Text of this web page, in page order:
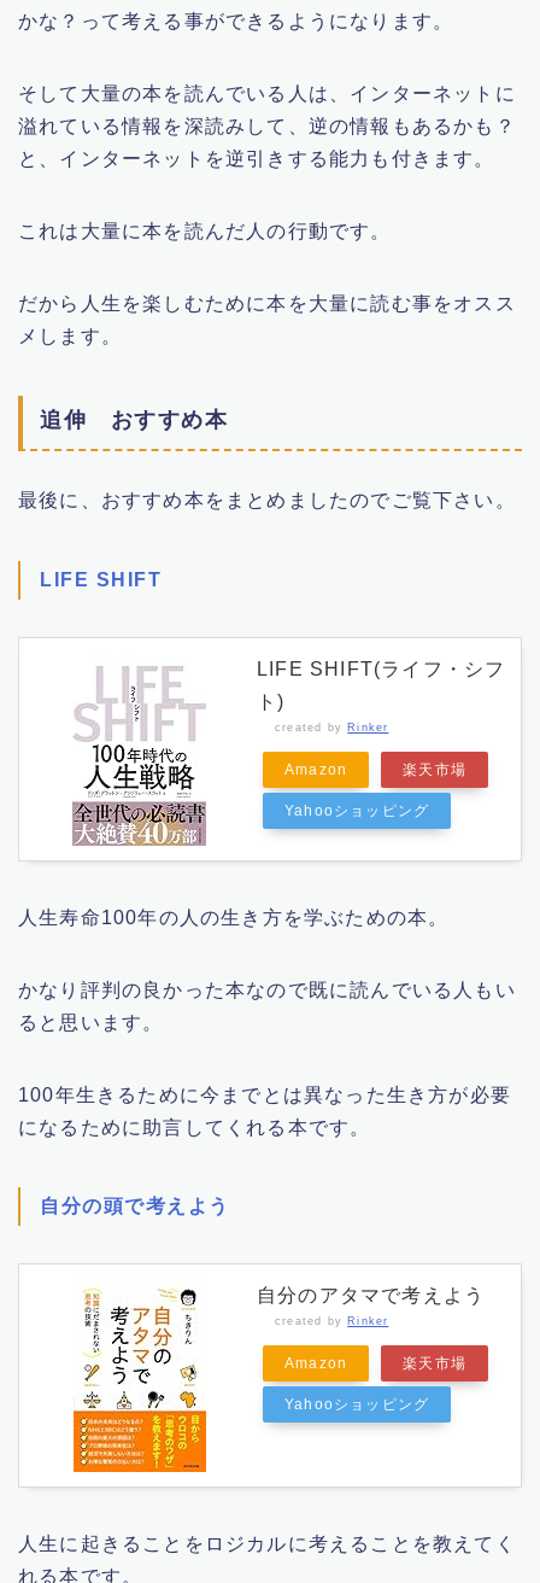
かな？って考える事ができるようになります。
そして大量の本を読んでいる人は、インターネットに
溢れている情報を深読みして、逆の情報もあるかも？
と、インターネットを逆引きする能力も付きます。
これは大量に本を読んだ人の行動です。
だから人生を楽しむために本を大量に読む事をオスス
メします。
追伸 おすすめ本
最後に、おすすめ本をまとめましたのでご覧下さい。
LIFE SHIFT
LIFE SHIFT(ライフ・シフ
ト)
created by Rinker
Amazon 楽天市場
Yahooショッピング
人生寿命100年の人の生き方を学ぶための本。
かなり評判の良かった本なので既に読んでいる人もい
ると思います。
100年生きるために今までとは異なった生き方が必要
になるために助言してくれる本です。
自分の頭で考えよう
自分のアタマで考えよう
created by Rinker
Amazon 楽天市場
Yahooショッピング
人生に起きることをロジカルに考えることを教えてく
れる本です。